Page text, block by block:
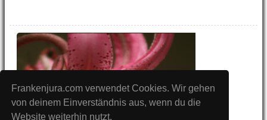
Frankenjura.com verwendet Cookies. Wir gehen
von deinem Einverständnis aus, wenn du die
Website weiterhin nutzt.